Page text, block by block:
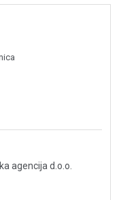
agencija d.o.o.